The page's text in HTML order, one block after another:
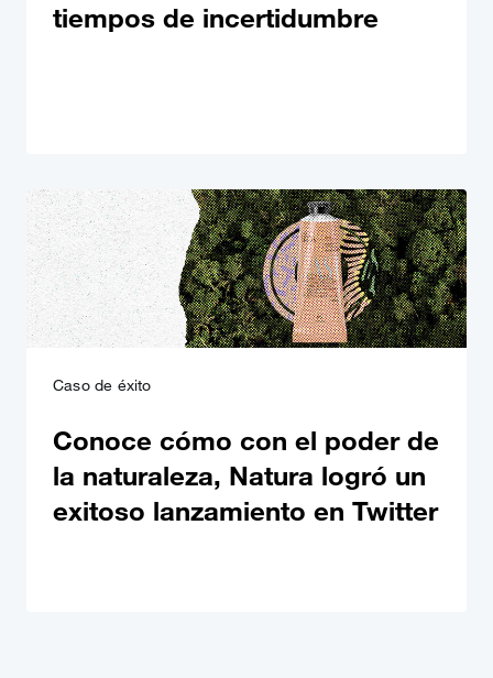
tiempos de incertidumbre
Caso de éxito
Conoce cómo con el poder de
la naturaleza, Natura logró un
exitoso lanzamiento en Twitter